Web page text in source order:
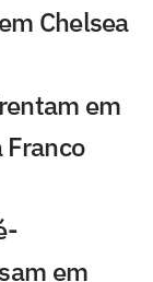
Chelsea
em
em